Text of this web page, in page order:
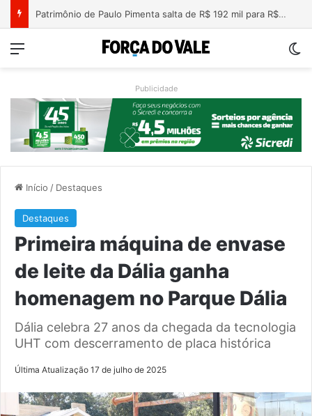
Nova lei endurece penas para crimes sexuais online contra crianças e adolescentes
Menu
Publicidade
Início / Destaques
Destaques
Primeira máquina de envase
de leite da Dália ganha
homenagem no Parque Dália
Dália celebra 27 anos da chegada da tecnologia
UHT com descerramento de placa histórica
Última Atualização 17 de julho de 2025